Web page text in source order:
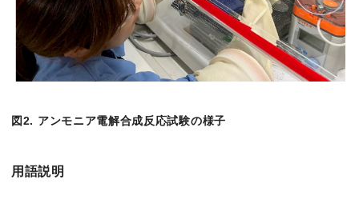
報告例２：S. Zhang, H. Zhaoら,Nat. Sustain., 6, 169 (2023)
図2. アンモニア電解合成反応試験の様子
用語説明